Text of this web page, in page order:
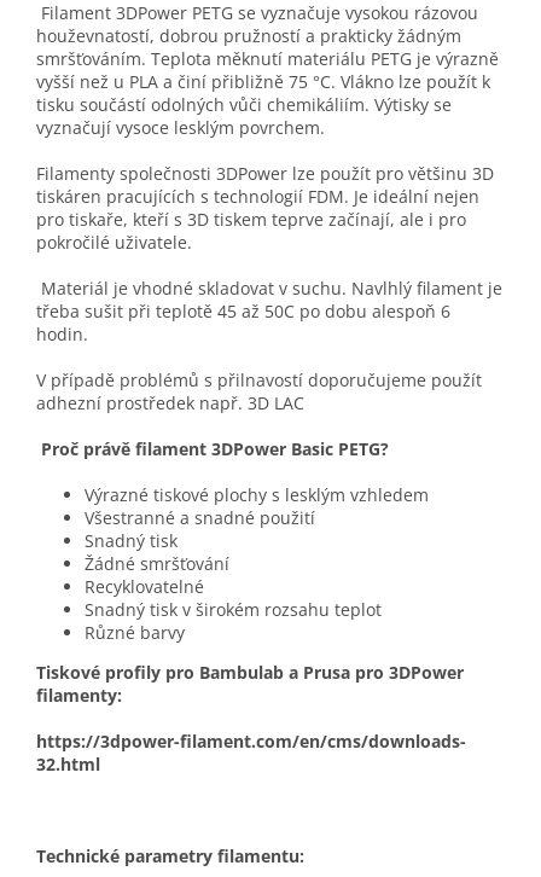
Filament 3DPower PETG se vyznačuje vysokou rázovou
houževnatostí, dobrou pružností a prakticky žádným
smršťováním. Teplota měknutí materiálu PETG je výrazně
vyšší než u PLA a činí přibližně 75 °C. Vlákno lze použít k
tisku součástí odolných vůči chemikáliím. Výtisky se
vyznačují vysoce lesklým povrchem.
Filamenty společnosti 3DPower lze použít pro většinu 3D
tiskáren pracujících s technologií FDM. Je ideální nejen
pro tiskaře, kteří s 3D tiskem teprve začínají, ale i pro
pokročilé uživatele.
Materiál je vhodné skladovat v suchu. Navlhlý filament je
třeba sušit při teplotě 45 až 50C po dobu alespoň 6
hodin.
V případě problémů s přilnavostí doporučujeme použít
adhezní prostředek např. 3D LAC
Proč právě filament 3DPower Basic PETG?
Výrazné tiskové plochy s lesklým vzhledem
Všestranné a snadné použití
Snadný tisk
Žádné smršťování
Recyklovatelné
Snadný tisk v širokém rozsahu teplot
Různé barvy
Tiskové profily pro Bambulab a Prusa pro 3DPower
filamenty:
https://3dpower-filament.com/en/cms/downloads-
32.html
Technické parametry filamentu: